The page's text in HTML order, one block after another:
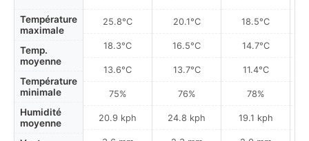
Température
maximale
Temp.
moyenne
Température
minimale
Humidité
moyenne
25.8°C
18.3°C
13.6°C
75%
20.9 kph
20.1°C
16.5°C
13.7°C
76%
24.8 kph
18.5°C
14.7°C
11.4°C
78%
19.1 kph